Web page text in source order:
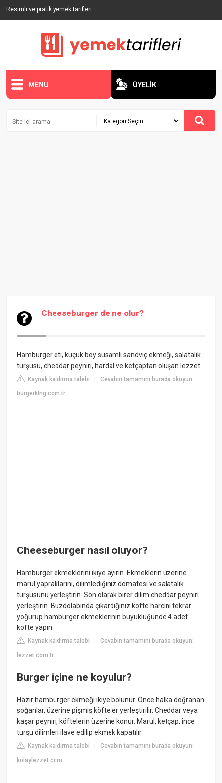
Resimli ve pratik yemek tarifleri
MENU ÜYELİK
Cheeseburger de ne olur?
Hamburger eti, küçük boy susamlı sandviç ekmeği, salatalık
turşusu, cheddar peyniri, hardal ve ketçaptan oluşan lezzet.
Kaynak kaldırma talebi |Cevabın tamamını burada okuyun:
burgerking.com.tr
Cheeseburger nasıl oluyor?
Hamburger ekmeklerini ikiye ayırın. Ekmeklerin üzerine
marul yapraklarını, dilimlediğiniz domatesi ve salatalık
turşusunu yerleştirin. Son olarak birer dilim cheddar peyniri
yerleştirin. Buzdolabında çıkardığınız köfte harcını tekrar
yoğurup hamburger ekmeklerinin büyüklüğünde 4 adet
köfte yapın.
Kaynak kaldırma talebi |Cevabın tamamını burada okuyun:
lezzet.com.tr
Burger içine ne koyulur?
Hazır hamburger ekmeği ikiye bölünür. Önce halka doğranan
soğanlar, üzerine pişmiş köfteler yerleştirilir. Cheddar veya
kaşar peyniri, köftelerin üzerine konur. Marul, ketçap, ince
turşu dilimleri ilave edilip ekmek kapatılır.
Kaynak kaldırma talebi |Cevabın tamamını burada okuyun:
kolaylezzet.com